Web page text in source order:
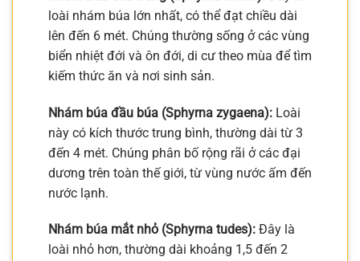
loài nhám búa lớn nhất, có thể đạt chiều dài
lên đến 6 mét. Chúng thường sống ở các vùng
biển nhiệt đới và ôn đới, di cư theo mùa để tìm
kiếm thức ăn và nơi sinh sản.
Nhám búa đầu búa (Sphyrna zygaena): Loài
này có kích thước trung bình, thường dài từ 3
đến 4 mét. Chúng phân bố rộng rãi ở các đại
dương trên toàn thế giới, từ vùng nước ấm đến
nước lạnh.
Nhám búa mắt nhỏ (Sphyrna tudes): Đây là
loài nhỏ hơn, thường dài khoảng 1,5 đến 2